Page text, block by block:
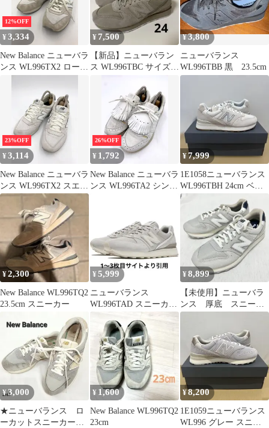
12%OFF
¥3,334
New Balance ニューバラ
ンス WL996TX2 ローカ
size24.5cm/ホワイト×ラ
イトグレー ■■ レディ
¥ 7,500
【新品】ニューバラン
ス WL996TBC サイズ
¥3,800
ニューバランス
WL996TBB 黒 23.5cm
23%OFF
¥3,114
New Balance ニューバラ
ンス WL996TX2 スエー
ド/メッシュ ローカット
スニーカー size23.5/白
■■ レディース
26%OFF
¥ 1,792
New Balance ニューバラ
ンス WL996TA2 シンプ
size23/白 ■■ レディース
¥7,999
1E1058ニューバランス
WL996TBH 24cm ベー
ジュ スニーカー
¥2,300
New Balance WL996TQ2
23.5cm スニーカー
¥ 5,999
ニューバランス
WL996TAD スニーカー
レディース 24.5 レディ
ース
¥8,899
【未使用】ニューバラ
ンス 厚底 スニーカ
ー グレー 996
¥3,000
★ニューバランス ロ
ーカットスニーカー
¥ 1,600
New Balance WL996TQ2
23cm
¥8,200
1E1059ニューバランス
WL996 グレー スニー